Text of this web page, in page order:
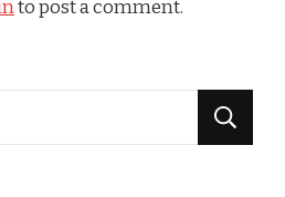
to post a comment.